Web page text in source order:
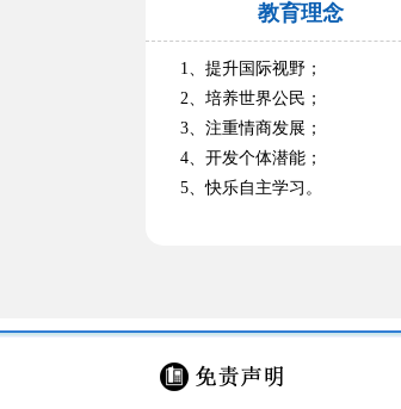
教育理念
1、提升国际视野；
2、培养世界公民；
3、注重情商发展；
4、开发个体潜能；
5、快乐自主学习。